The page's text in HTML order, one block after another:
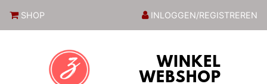
SHOP INLOGGEN/REGISTREREN